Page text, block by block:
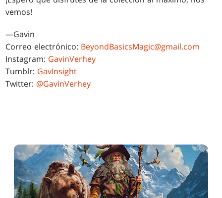
vemos!
—Gavin
Correo electrónico: BeyondBasicsMagic@gmail.com
Instagram: GavinVerhey
Tumblr: GavInsight
Twitter: @GavinVerhey